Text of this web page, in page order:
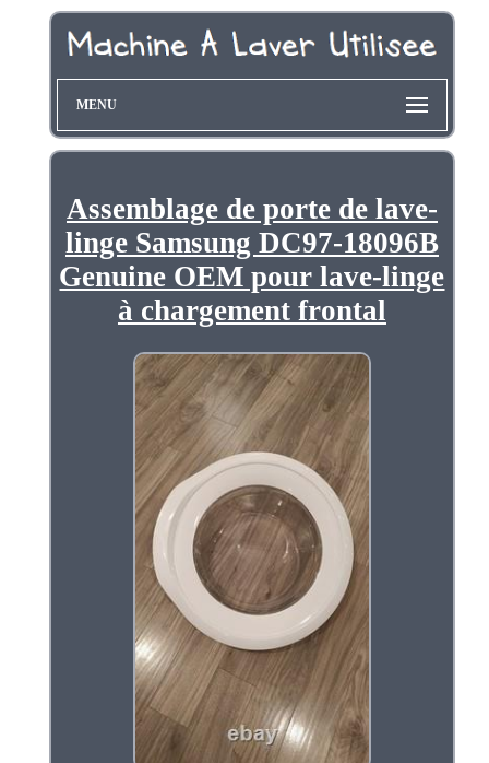
MENU
Assemblage de porte de lave-
linge Samsung DC97-18096B
Genuine OEM pour lave-linge
à chargement frontal